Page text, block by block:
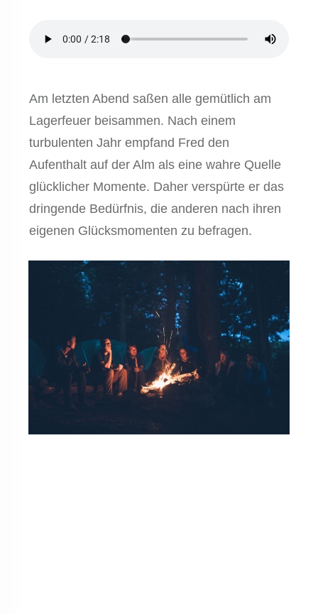
Am letzten Abend saßen alle gemütlich am
Lagerfeuer beisammen. Nach einem
turbulenten Jahr empfand Fred den
Aufenthalt auf der Alm als eine wahre Quelle
glücklicher Momente. Daher verspürte er das
dringende Bedürfnis, die anderen nach ihren
eigenen Glücksmomenten zu befragen.